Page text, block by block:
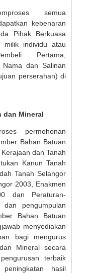
semua
kebenaran
Pihak Berkuasa
milik individu atau
Pertama,
Nama dan Salinan
perserahan) di
Mineral
permohonan
Bahan Batuan
dan Tanah
Kanun Tanah
Tanah Selangor
2003, Enakmen
dan Peraturan-
pengumpulan
Bahan Batuan
menyediakan
bagi mengurus
Mineral secara
terbaik
hasil